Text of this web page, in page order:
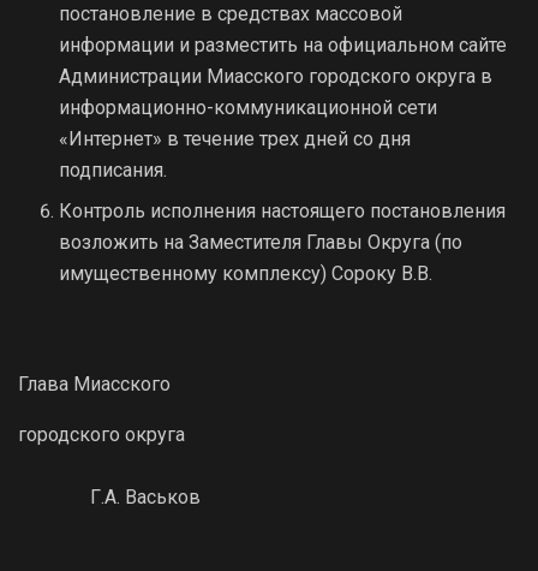
постановление в средствах массовой
информации и разместить на официальном сайте
Администрации Миасского городского округа в
информационно-коммуникационной сети
«Интернет» в течение трех дней со дня
подписания.
Контроль исполнения настоящего постановления
возложить на Заместителя Главы Округа (по
имущественному комплексу) Сороку В.В.
Глава Миасского
городского округа
Г.А. Васьков